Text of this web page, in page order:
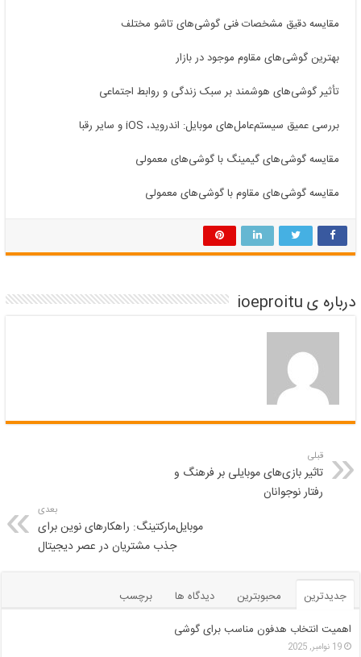
مقایسه دقیق مشخصات فنی گوشی‌های تاشو مختلف
بهترین گوشی‌های مقاوم موجود در بازار
تأثیر گوشی‌های هوشمند بر سبک زندگی و روابط اجتماعی
بررسی عمیق سیستم‌عامل‌های موبایل: اندروید، iOS و سایر رقبا
مقایسه گوشی‌های گیمینگ با گوشی‌های معمولی
مقایسه گوشی‌های مقاوم با گوشی‌های معمولی
درباره ی ioeproitu
قبلی
تاثیر بازی‌های موبایلی بر فرهنگ و
رفتار نوجوانان
بعدی
موبایل‌مارکتینگ: راهکارهای نوین برای
جذب مشتریان در عصر دیجیتال
جدیدترین محبوبترین دیدگاه ها
برچسب
اهمیت انتخاب هدفون مناسب برای گوشی
19 نوامبر, 2025